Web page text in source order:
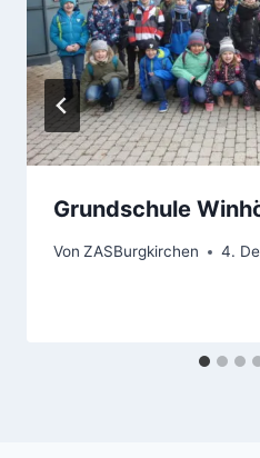
Grundschule
Von ZASBurgkirchen 4.